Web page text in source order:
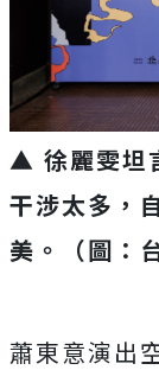
▲ 徐麗雯坦
干涉太多，
美。（圖：
蕭東意演出